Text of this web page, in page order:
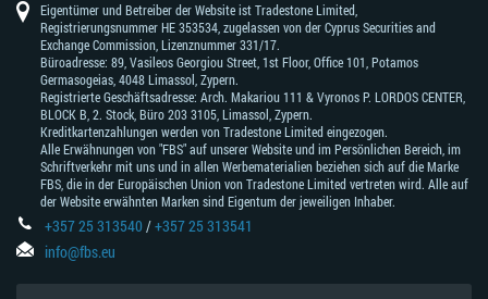
Eigentümer und Betreiber der Website ist Tradestone Limited,
Registrierungsnummer HE 353534, zugelassen von der Cyprus Securities and
Exchange Commission, Lizenznummer 331/17.
Büroadresse: 89, Vasileos Georgiou Street, 1st Floor, Office 101, Potamos
Germasogeias, 4048 Limassol, Zypern.
Registrierte Geschäftsadresse: Arch. Makariou 111 & Vyronos Р. LORDOS CENTER,
BLOCK В, 2. Stock, Büro 203 3105, Limassol, Zypern.
Kreditkartenzahlungen werden von Tradestone Limited eingezogen.
Alle Erwähnungen von "FBS" auf unserer Website und im Persönlichen Bereich, im
Schriftverkehr mit uns und in allen Werbematerialien beziehen sich auf die Marke
FBS, die in der Europäischen Union von Tradestone Limited vertreten wird. Alle auf
der Website erwähnten Marken sind Eigentum der jeweiligen Inhaber.
+357 25 313540/+357 25 313541
info@fbs.eu